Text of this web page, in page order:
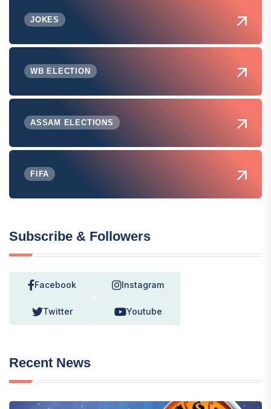
JOKES
WB ELECTION
ASSAM ELECTIONS
FIFA
Subscribe & Followers
Facebook Instagram
Twitter Youtube
Recent News